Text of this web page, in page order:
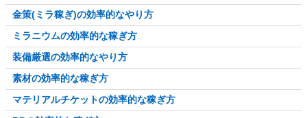
金策(ミラ稼ぎ)の効率的なやり方
ミラニウムの効率的な稼ぎ方
装備厳選の効率的なやり方
素材の効率的な稼ぎ方
マテリアルチケットの効率的な稼ぎ方